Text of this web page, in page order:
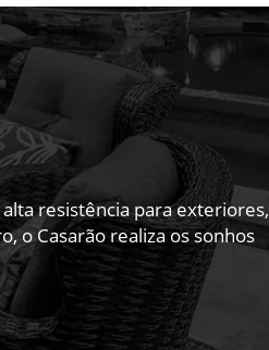
resistência para exteriores,
o Casarão realiza os sonhos